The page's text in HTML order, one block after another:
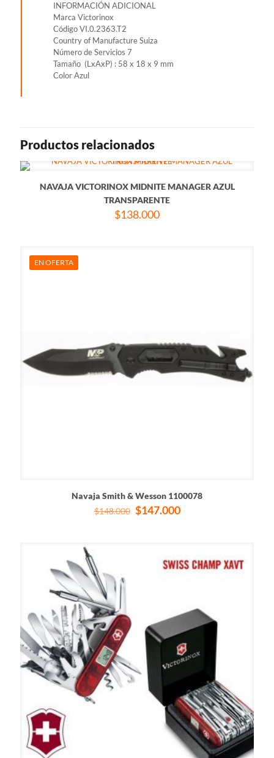
INFORMACIÓN ADICIONAL
Marca Victorinox
Código VI.0.2363.T2
Country of Manufacture Suiza
Número de Servicios 7
Tamaño (LxAxP) : 58 x 18 x 9 mm
Color Azul
Productos relacionados
NAVAJA VICTORINOX MIDNITE MANAGER AZUL
TRANSPARENTE
$138.000
EN OFERTA
Navaja Smith & Wesson 1100078
$148.000 El
$148.000.
$147.000El